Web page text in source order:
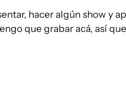
hacer algún show y
que grabar acá, así